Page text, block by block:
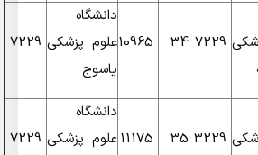
34
10965
دانشگاه
علوم پزشکی
یاسوج
7229
35
11175
دانشگاه
علوم پزشکی7229